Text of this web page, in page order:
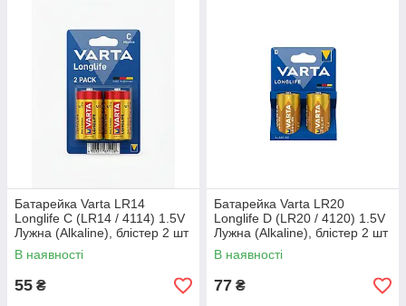
Батарейка Varta LR14
Longlife C (LR14 / 4114) 1.5V
Лужна (Alkaline), блістер 2 шт
ціна за 1 шт.
В наявності
55 ₴
Батарейка Varta LR20
Longlife D (LR20 / 4120) 1.5V
Лужна (Alkaline), блістер 2 шт
ціна один а 1 шт
В наявності
77 ₴